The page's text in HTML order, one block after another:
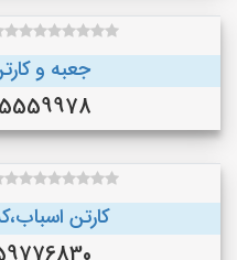
جعبه و
09105559978
کارتن